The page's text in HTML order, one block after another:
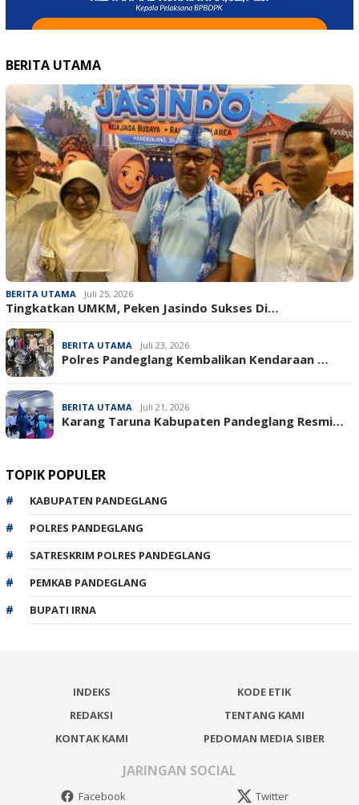
BERITA UTAMA
BERITA UTAMA Juli 25, 2026
Tingkatkan UMKM, Peken Jasindo Sukses Di…
BERITA UTAMA Juli 23, 2026
‎Polres Pandeglang Kembalikan Kendaraan …
BERITA UTAMA Juli 21, 2026
Karang Taruna Kabupaten Pandeglang Resmi…
TOPIK POPULER
KABUPATEN PANDEGLANG
POLRES PANDEGLANG
SATRESKRIM POLRES PANDEGLANG
PEMKAB PANDEGLANG
BUPATI IRNA
INDEKS
KODE ETIK
REDAKSI
TENTANG KAMI
KONTAK KAMI
PEDOMAN MEDIA SIBER
JARINGAN SOCIAL
Facebook Twitter